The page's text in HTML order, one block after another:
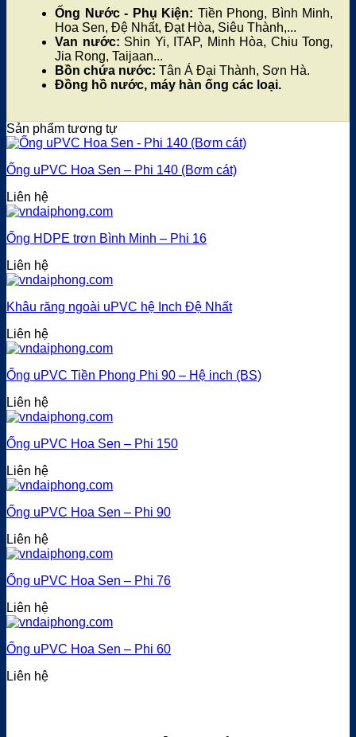
Ống Nước - Phụ Kiện: Tiền Phong, Bình Minh,
Hoa Sen, Đệ Nhất, Đạt Hòa, Siêu Thành,...
Van nước: Shin Yi, ITAP, Minh Hòa, Chiu Tong,
Jia Rong, Taijaan...
Bồn chứa nước: Tân Á Đại Thành, Sơn Hà.
Đồng hồ nước, máy hàn ống các loại.
Sản phẩm tương tự
Ống uPVC Hoa Sen – Phi 140 (Bơm cát)
Liên hệ
Ống HDPE trơn Bình Minh – Phi 16
Liên hệ
Khâu răng ngoài uPVC hệ Inch Đệ Nhất
Liên hệ
Ống uPVC Tiền Phong Phi 90 – Hệ inch (BS)
Liên hệ
Ống uPVC Hoa Sen – Phi 150
Liên hệ
Ống uPVC Hoa Sen – Phi 90
Liên hệ
Ống uPVC Hoa Sen – Phi 76
Liên hệ
Ống uPVC Hoa Sen – Phi 60
Liên hệ